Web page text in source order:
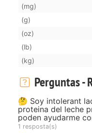
(mg)
(g)
(oz)
(lb)
(kg)
Perguntas -
🤔 Soy intolerant
proteina del leche
poden ayudarme
1 resposta(s)